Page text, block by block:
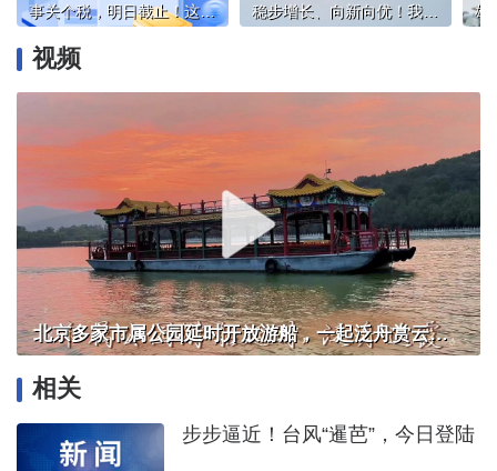
事关个税，明日截止！这两种情况要重点留意 稳步增长、向新向优！我国多领域发布亮眼“成绩单”
视频
北京多家市属公园延时开放游船，一起泛舟赏云霞！
相关
步步逼近！台风“暹芭”，今日登陆